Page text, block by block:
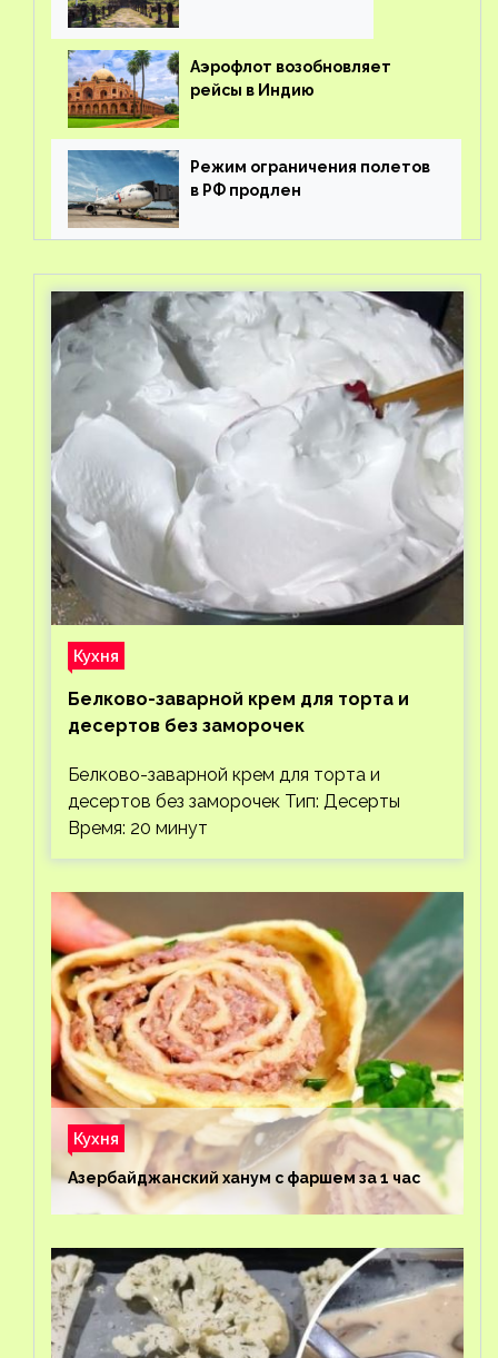
Аэрофлот возобновляет
рейсы в Индию
Режим ограничения полетов
в РФ продлен
Кухня
Белково-заварной крем для торта и
десертов без заморочек
Белково-заварной крем для торта и
десертов без заморочек Тип: Десерты
Время: 20 минут
Кухня
Азербайджанский ханум с фаршем за 1 час